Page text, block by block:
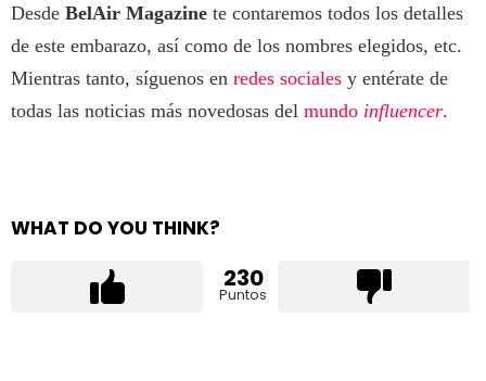
Desde BelAir Magazine te contaremos todos los detalles
de este embarazo, así como de los nombres elegidos, etc.
Mientras tanto, síguenos en redes sociales y entérate de
todas las noticias más novedosas del mundo influencer.
WHAT DO YOU THINK?
230
Puntos